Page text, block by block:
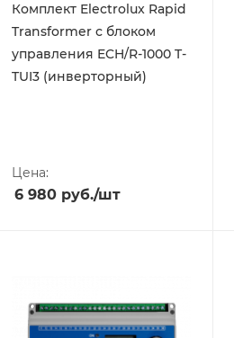
Комплект Electrolux Rapid
Transformer с блоком
управления ECH/R-1000 T-
TUI3 (инверторный)
Цена:
6 980руб./шт